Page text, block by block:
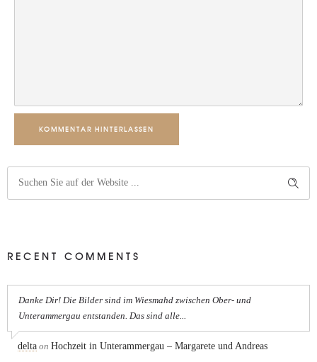
KOMMENTAR HINTERLASSEN
RECENT COMMENTS
Danke Dir! Die Bilder sind im Wiesmahd zwischen Ober- und
Unterammergau entstanden. Das sind alle...
delta on Hochzeit in Unterammergau – Margarete und Andreas